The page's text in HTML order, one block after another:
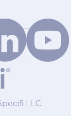
LLC.